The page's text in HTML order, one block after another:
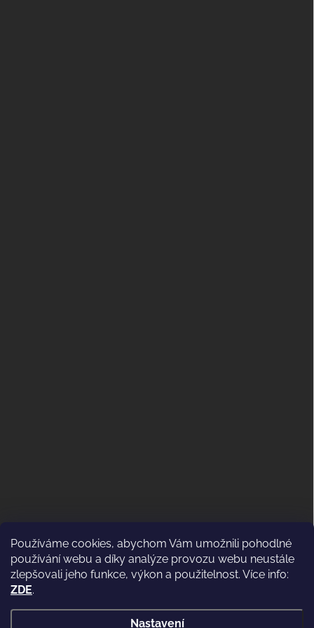
Používáme cookies, abychom Vám umožnili pohodlné
používání webu a díky analýze provozu webu neustále
zlepšovali jeho funkce, výkon a použitelnost. Více info:
ZDE.
Nastavení
ODSTOUPENÍ OD KUPNÍ SMLOUVY
(VRÁCENÍ)